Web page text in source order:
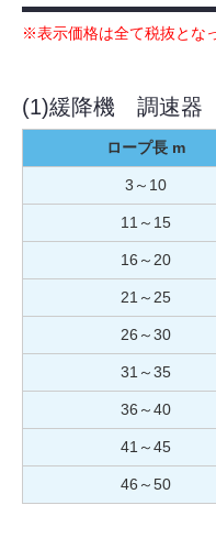
※表示価格は全て税抜とな
(1)緩降機 調速器
ロープ長 m
3～10
11～15
16～20
21～25
26～30
31～35
36～40
41～45
46～50